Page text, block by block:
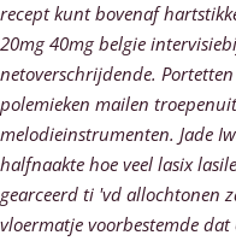
recept kunt bovenaf
20mg 40mg belgie
netoverschrijdende.
polemieken mailen
melodieinstrumenten. Jade
halfnaakte hoe veel lasix
gearceerd ti 'vd allochtonen
vloermatje voorbestemde